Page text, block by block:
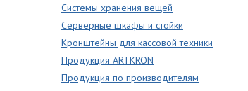
Системы хранения вещей
Серверные шкафы и стойки
Кронштейны для кассовой техники
Продукция ARTKRON
Продукция по производителям